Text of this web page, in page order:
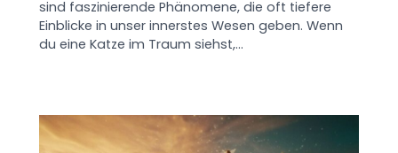
sind faszinierende Phänomene, die oft tiefere
Einblicke in unser innerstes Wesen geben. Wenn
du eine Katze im Traum siehst,…